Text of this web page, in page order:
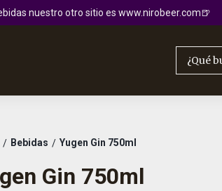
nuestro otro sitio es www.nirobeer.com🍺
/ Bebidas / Yugen Gin 750ml
Gin 750ml